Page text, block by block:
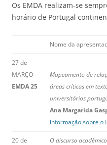
Os EMDA realizam-se
horário de Portugal
Nome da
27 de
MARÇO
EMDA 25
Mapeamento de
áreas críticas em
universitários
Ana Margarida
informação sobre o
20 de
O discurso